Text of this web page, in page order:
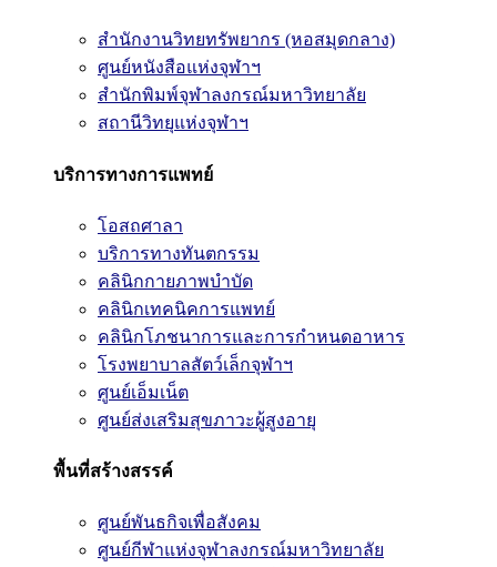
สำนักงานวิทยทรัพยากร (หอสมุดกลาง)
ศูนย์หนังสือแห่งจุฬาฯ
สำนักพิมพ์จุฬาลงกรณ์มหาวิทยาลัย
สถานีวิทยุแห่งจุฬาฯ
บริการทางการแพทย์
โอสถศาลา
บริการทางทันตกรรม
คลินิกกายภาพบำบัด
คลินิกเทคนิคการแพทย์
คลินิกโภชนาการและการกำหนดอาหาร
โรงพยาบาลสัตว์เล็กจุฬาฯ
ศูนย์เอ็มเน็ต
ศูนย์ส่งเสริมสุขภาวะผู้สูงอายุ
พื้นที่สร้างสรรค์
ศูนย์พันธกิจเพื่อสังคม
ศูนย์กีฬาแห่งจุฬาลงกรณ์มหาวิทยาลัย